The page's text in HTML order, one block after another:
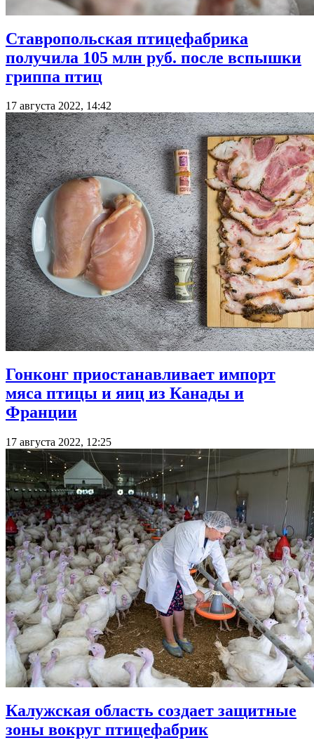
Ставропольская птицефабрика
получила 105 млн руб. после вспышки
гриппа птиц
17 августа 2022, 14:42
Гонконг приостанавливает импорт
мяса птицы и яиц из Канады и
Франции
17 августа 2022, 12:25
Калужская область создает защитные
зоны вокруг птицефабрик